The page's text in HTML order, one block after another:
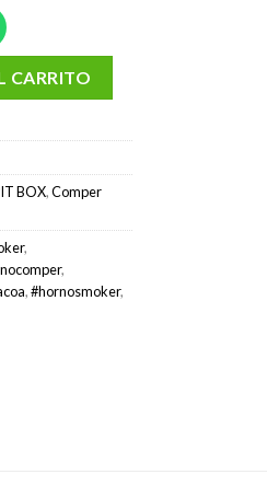
BBQ PIT BOX cantidad
CARRITO
BOX,Comper
,
,
,#hornosmoker,